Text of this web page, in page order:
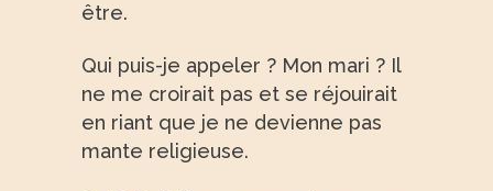
être.
Qui puis-je appeler ? Mon mari ? Il
ne me croirait pas et se réjouirait
en riant que je ne devienne pas
mante religieuse.